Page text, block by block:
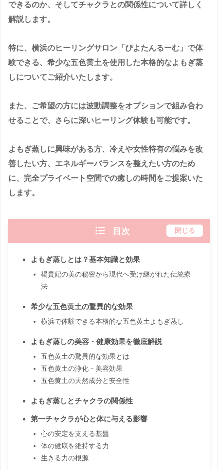
できるのか、そしてチャクラとの関係性について詳しく
解説します。
特に、横浜のヒーリングサロン「ぴよたんるーむ」で体
験できる、希少な五色黄土を使用した本格的なよもぎ蒸
しについてご紹介いたします。
また、ご希望の方には波動調整をオプションで組み合わ
せることで、さらに深いヒーリング体験も可能です。
よもぎ蒸しに興味がある方、冷えや女性特有の悩みを改
善したい方、エネルギーバランスを整えたい方のため
に、完全プライベート空間での癒しの時間をご提案いた
します。
目次 閉じる
よもぎ蒸しとは？基本知識と効果
楊貴妃の美の秘密から現代へ受け継がれた伝統療
法
希少な五色黄土の驚異的な効果
横浜で体験できる本格的な五色黄土よもぎ蒸し
よもぎ蒸しの美容・健康効果を徹底解説
五色黄土の驚異的な効果とは
五色黄土の浄化・美容効果
五色黄土の天然成分と安全性
よもぎ蒸しとチャクラの関係性
第一チャクラが心と体に与える影響
心の安定を支える基盤
体の健康を維持する力
生きる力の根源